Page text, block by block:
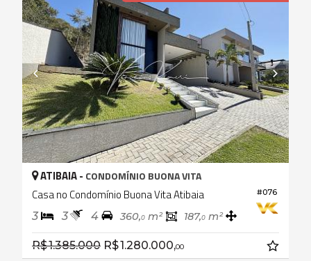
#076
ATIBAIA - CONDOMÍNIO BUONA VITA
Casa no Condomínio Buona Vita Atibaia
3 3 4 360,0 m² 187,0 m²
R$ 1.385.000 R$ 1.280.000,00